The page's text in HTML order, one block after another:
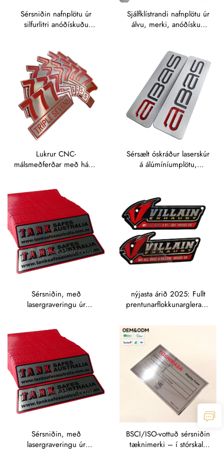
Sérsniðin nafnplötu úr
silfurlitri anóðískuðu
rostfritt stál, ríðaður texti
eða tákn, nafnplötu úr
álvu, merkisplötu úr álvu
Sjálfklístrandi nafnplötu úr
álvu, merki, anóðískuð
anóðískuðu álvu
Lukrur CNC-
málsmeðferðar með háum
sérsniðin merkisplötu úr
máli með óreglulegri
formi, merkisplötu fyrir
nafn
Sérsælt óskráður laserskúr
á álúmíníumplötu,
Sérsniðin, með
lasergraveringu úr
álfínmerki fyrir heiti og
tákn, SS-merki,
rafmagnsmerki úr rustfritt
stál
nýjasta árið 2025: Fullt
prentunarflokkunarglera úr
vélar, sérsniðin lögun,
Sérsniðin, með
lasergraveringu úr
BSCI/ISO-vottuð sérsniðin
tæknimerki – í stórskala